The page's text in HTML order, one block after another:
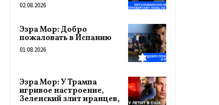
02.08.2026
Эзра Мор: Добро
пожаловать в Испанию
01.08.2026
Эзра Мор: У Трампа
игривое настроение,
Зеленский злит иранцев,